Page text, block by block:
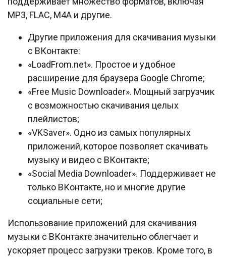
MP3, FLAC, M4A и другие.
Другие приложения для скачивания музыки
с ВКонтакте:
«LoadFrom.net». Простое и удобное
расширение для браузера Google Chrome;
«Free Music Downloader». Мощный загрузчик
с возможностью скачивания целых
плейлистов;
«VKSaver». Одно из самых популярных
приложений, которое позволяет скачивать
музыку и видео с ВКонтакте;
«Social Media Downloader». Поддерживает не
только ВКонтакте, но и многие другие
социальные сети;
Использование приложений для скачивания
музыки с ВКонтакте значительно облегчает и
ускоряет процесс загрузки треков. Кроме того, в